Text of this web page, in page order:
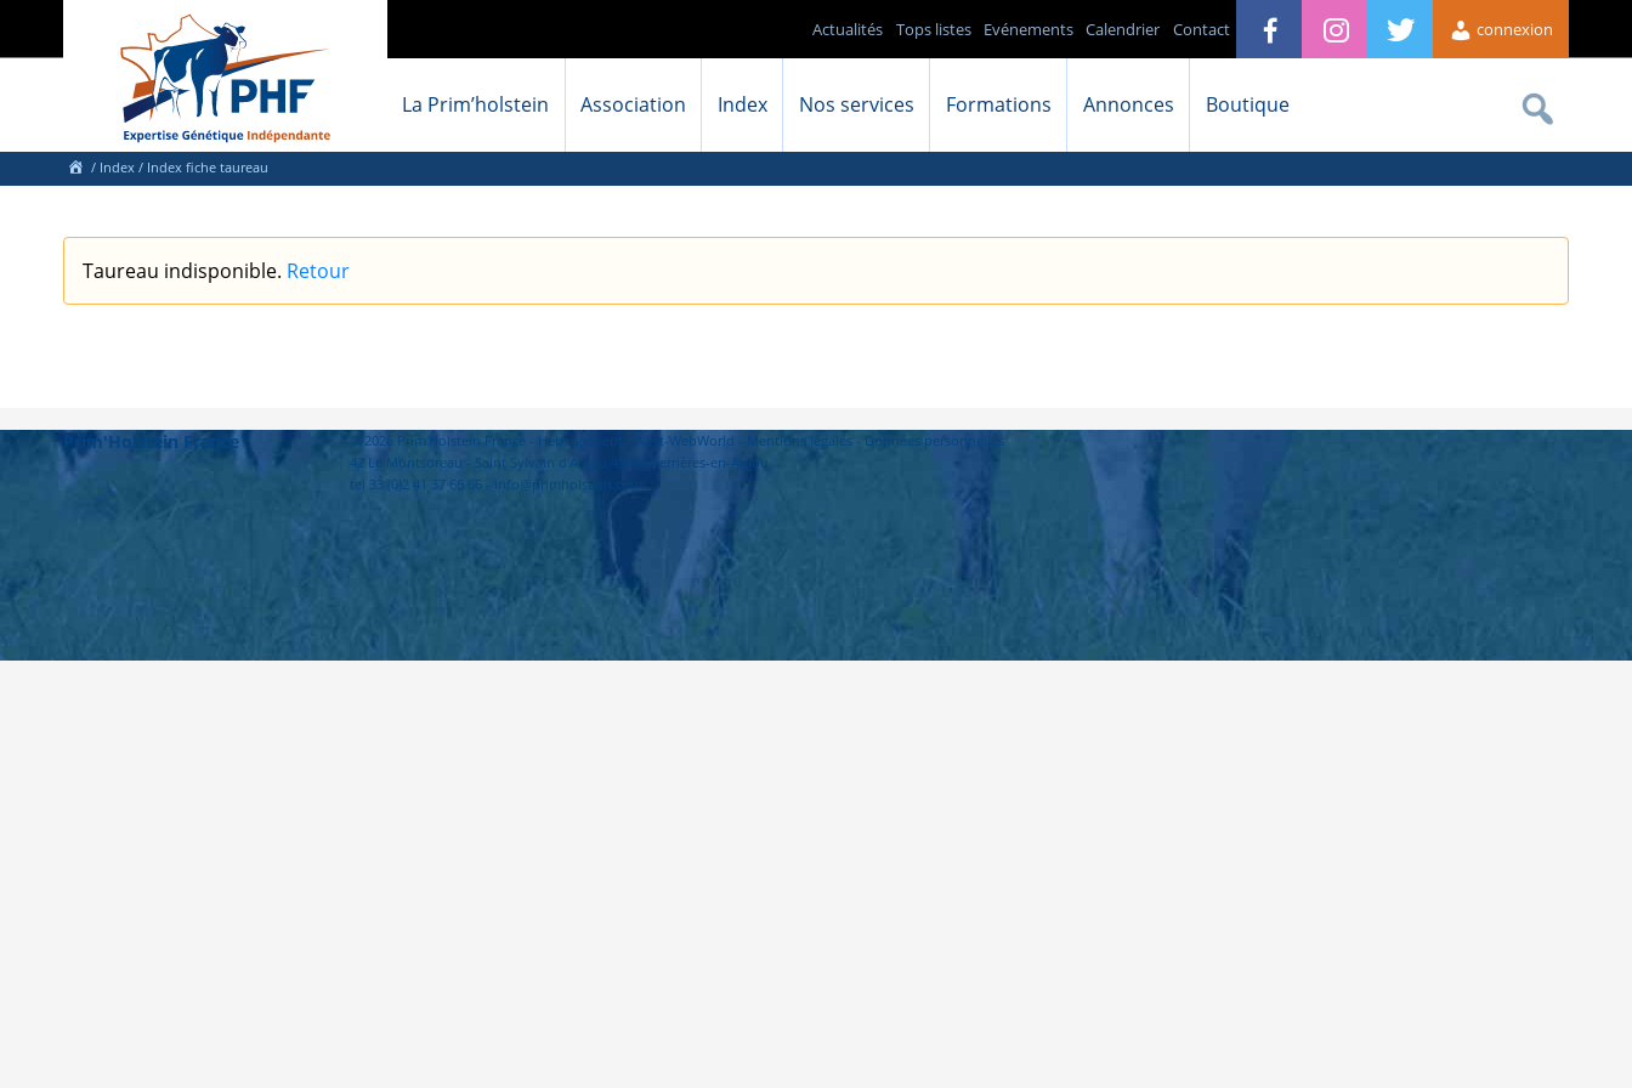
connexion
Contact
Calendrier
Evénements
Tops listes
Actualités
La Prim’holstein Association Index Nos services Formations Annonces Boutique
/ Index / Index fiche taureau
Taureau indisponible. Retour
Prim'Holstein France © 2026 Prim'Holstein France - Hébergement : West-WebWorld - Mentions légales- Données personnelles
42 Le Montsoreau - Saint Sylvain d'Anjou 49480 Verrières-en-Anjou
tel 33 (0)2 41 37 66 66 - info@primholstein.com